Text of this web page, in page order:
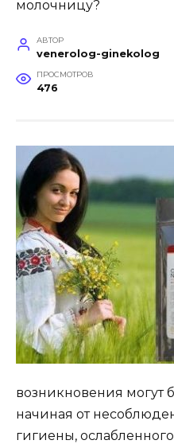
АВТОР
venerolog-ginekolog
ПРОСМОТРОВ
476
возникновения могут
начиная от
гигиены,